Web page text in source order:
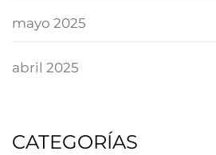
mayo 2025
abril 2025
CATEGORÍAS